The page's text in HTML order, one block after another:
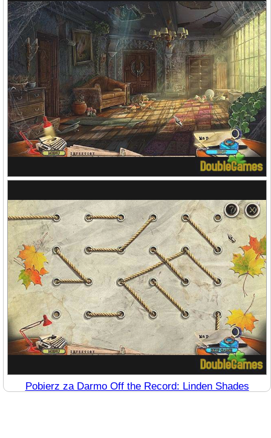
Pobierz za Darmo Off the Record: Linden Shades